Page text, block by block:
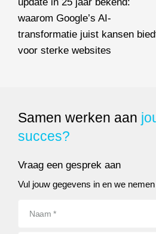
waarom Google’s AI-
transformatie juist kansen
voor sterke websites
Samen werken aan
succes?
Vraag een gesprek aan
Vul jouw gegevens in en we